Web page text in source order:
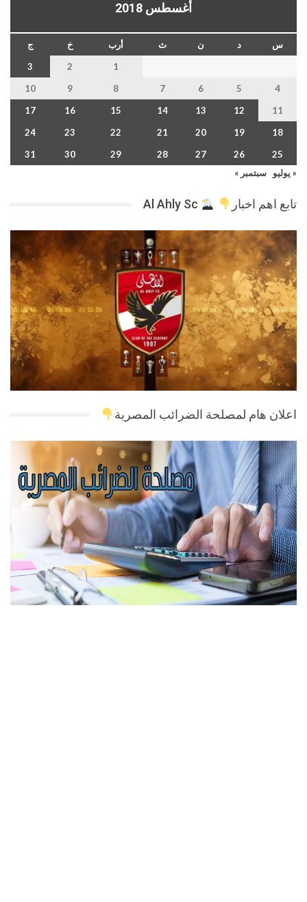
أغسطس 2018
س د ن ث أرب خ
ج
1
2
3
4
5
6
7
8
9
10
11
12
13
14
15
16
17
18
19
20
21
22
23
24
25
26
27
28
29
30
31
« يوليو
سبتمبر »
تابع اهم اخبار
اعلان هام لمصلحة الضرائب المصرية